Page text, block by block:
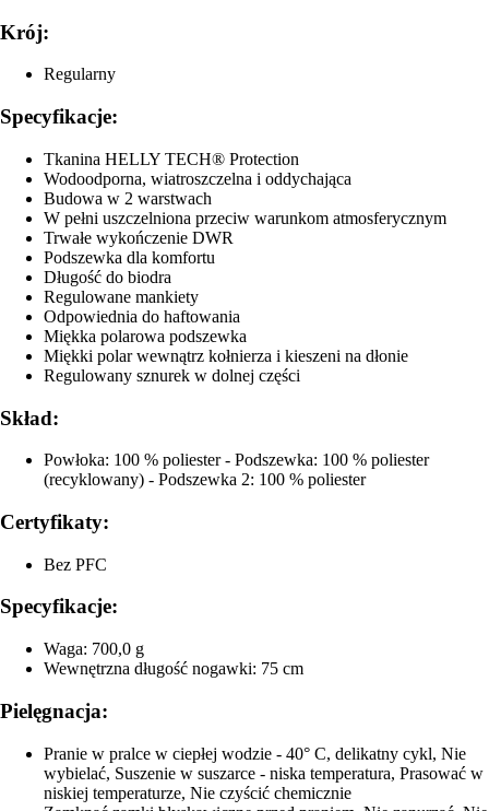
Krój:
Regularny
Specyfikacje:
Tkanina HELLY TECH® Protection
Wodoodporna, wiatroszczelna i oddychająca
Budowa w 2 warstwach
W pełni uszczelniona przeciw warunkom atmosferycznym
Trwałe wykończenie DWR
Podszewka dla komfortu
Długość do biodra
Regulowane mankiety
Odpowiednia do haftowania
Miękka polarowa podszewka
Miękki polar wewnątrz kołnierza i kieszeni na dłonie
Regulowany sznurek w dolnej części
Skład:
Powłoka: 100 % poliester - Podszewka: 100 % poliester
(recyklowany) - Podszewka 2: 100 % poliester
Certyfikaty:
Bez PFC
Specyfikacje:
Waga: 700,0 g
Wewnętrzna długość nogawki: 75 cm
Pielęgnacja:
Pranie w pralce w ciepłej wodzie - 40° C, delikatny cykl, Nie
wybielać, Suszenie w suszarce - niska temperatura, Prasować w
niskiej temperaturze, Nie czyścić chemicznie